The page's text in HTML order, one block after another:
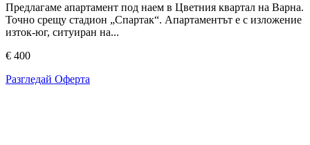
Предлагаме апартамент под наем в Цветния квартал на Варна.
Точно срещу стадион „Спартак“. Апартаментът е с изложение
изток-юг, ситуиран на...
€ 400
Разгледай Оферта